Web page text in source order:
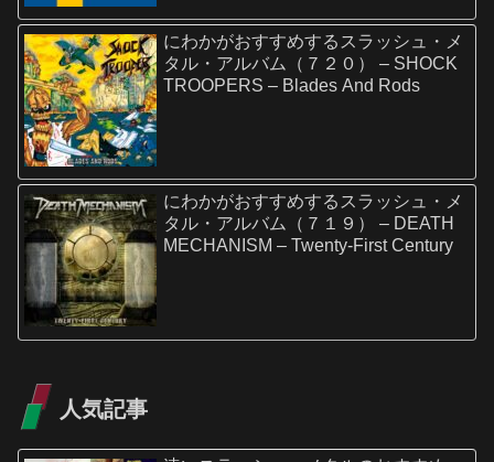
にわかがおすすめするスラッシュ・メ
タル・アルバム（７２０） – SHOCK
TROOPERS – Blades And Rods
にわかがおすすめするスラッシュ・メ
タル・アルバム（７１９） – DEATH
MECHANISM – Twenty-First Century
人気記事